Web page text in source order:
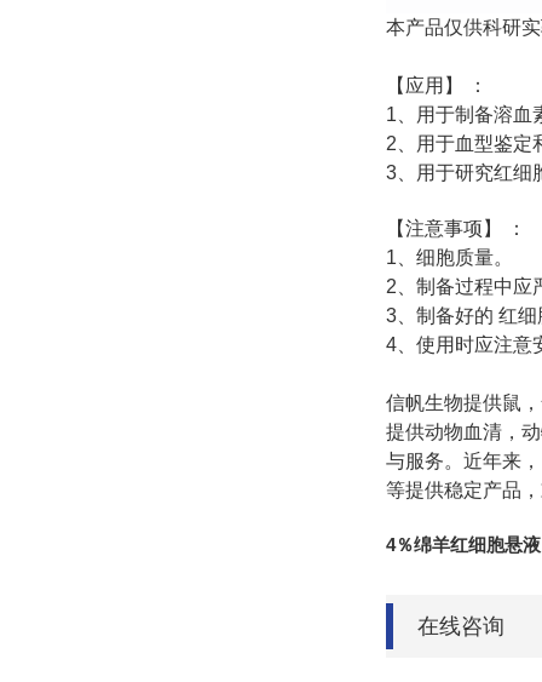
本产品仅供科研
【应用】
：
1 、用于制备溶
2 、用于血型鉴
3 、用于研究红
【注意事项】
：
1 、细胞质量。
2 、制备过程中
3 、制备好的 红细
4 、使用时应注
信帆生物提供鼠
提供动物血清，
与服务。近年来
等提供稳定产品
4％绵羊红细胞悬液
在线咨询